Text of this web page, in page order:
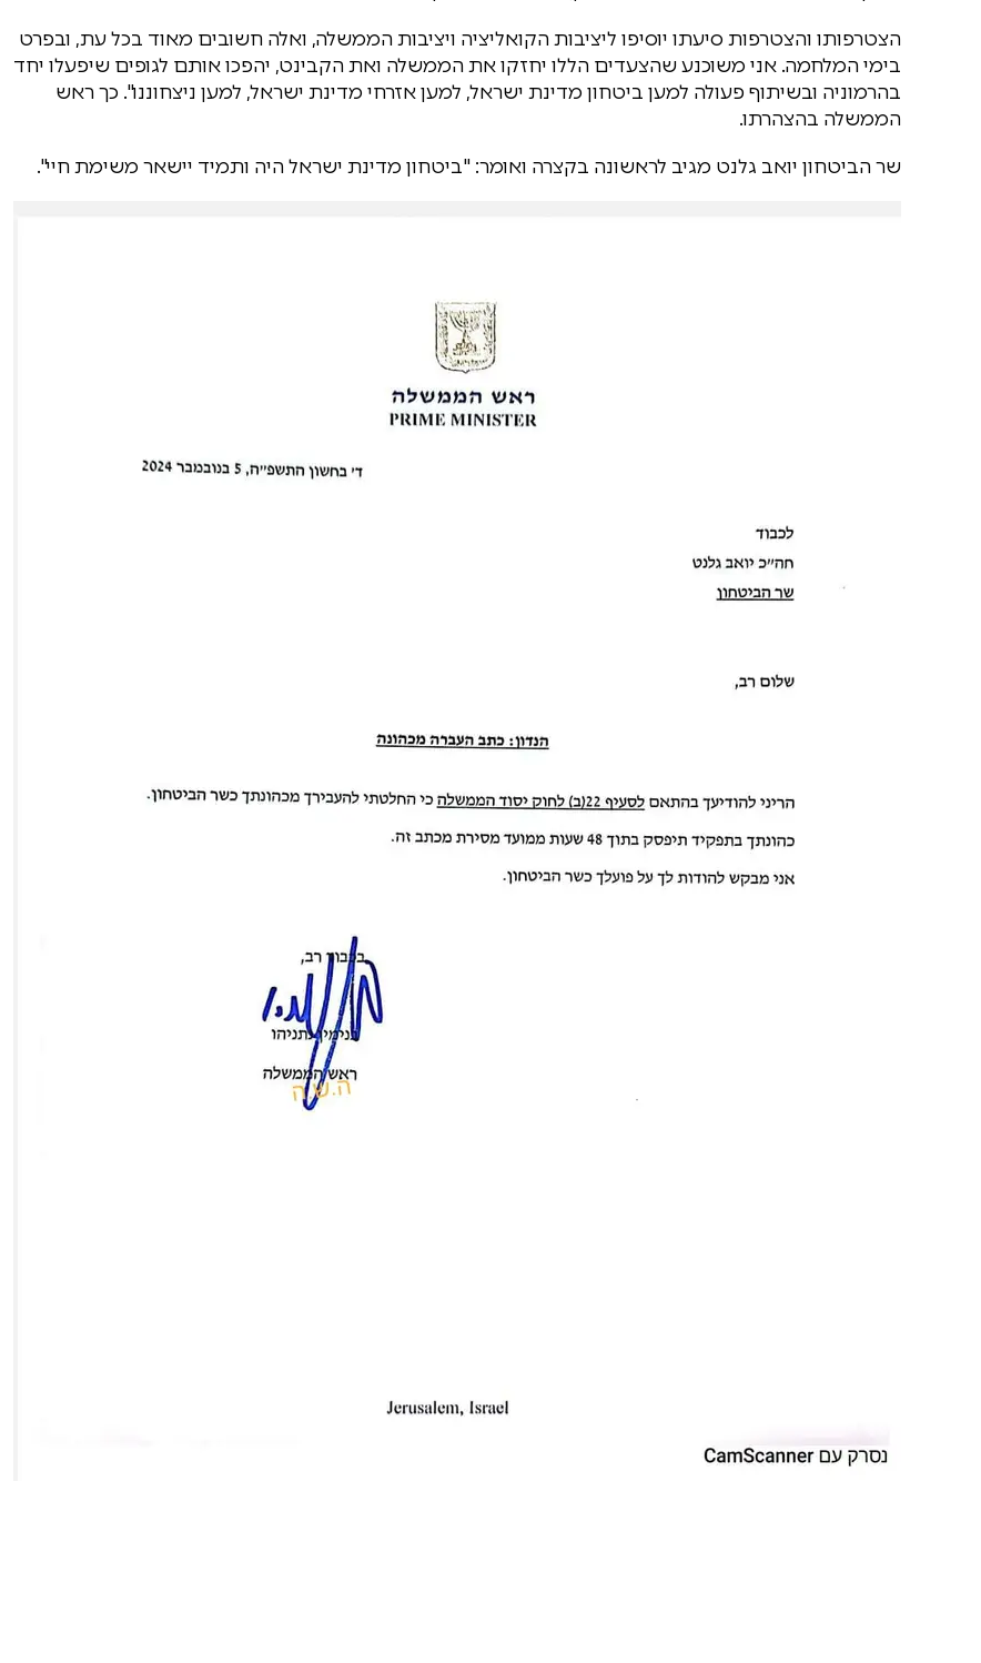
הצטרפותו והצטרפות סיעתו יוסיפו ליציבות הקואליציה ויציבות הממשלה, ואלה חשובים מאוד בכל עת, ובפרט
בימי המלחמה. אני משוכנע שהצעדים הללו יחזקו את הממשלה ואת הקבינט, יהפכו אותם לגופים שיפעלו יחד
בהרמוניה ובשיתוף פעולה למען ביטחון מדינת ישראל, למען אזרחי מדינת ישראל, למען ניצחוננו". כך ראש
הממשלה בהצהרתו.
שר הביטחון יואב גלנט מגיב לראשונה בקצרה ואומר: "ביטחון מדינת ישראל היה ותמיד יישאר משימת חיי".